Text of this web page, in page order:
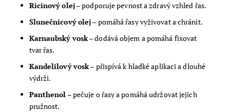
Ricinový olej– podporuje pevnost a zdravý vzhled řas.
Slunečnicový olej– pomáhá řasy vyživovat a chránit.
Karnaubský vosk– dodává objem a pomáhá fixovat
tvar řas.
Kandelilový vosk– přispívá k hladké aplikaci a dlouhé
výdrži.
Panthenol – pečuje o řasy a pomáhá udržovat jejich
pružnost.